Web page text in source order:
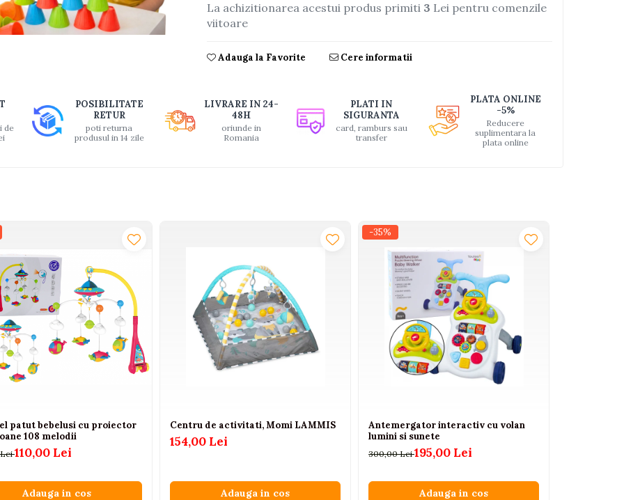
La achizitionarea acestui produs primiti 3 Lei pentru comenzile
viitoare
Adauga la Favorite Cere informatii
de
POSIBILITATE
RETUR
poti returna
produsul in 14 zile
LIVRARE IN 24-
48H
oriunde in
Romania
PLATI IN
SIGURANTA
card, ramburs sau
transfer
PLATA ONLINE
-5%
Reducere
suplimentara la
plata online
patut bebelusi cu proiector
108 melodii
Lei110,00 Lei
Adauga in cos
Centru de activitati, Momi LAMMIS
154,00 Lei
Adauga in cos
-35%
Antemergator interactiv cu volan
lumini si sunete
300,00 Lei195,00 Lei
Adauga in cos